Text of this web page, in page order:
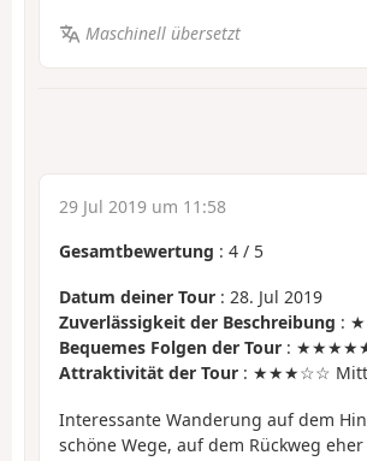
Maschinell übersetzt
29 Jul 2019 um 11:58
Gesamtbewertung : 4 / 5
Datum deiner Tour : 28. Jul 2019
Zuverlässigkeit der Beschreibung :
Bequemes Folgen der Tour : ★★★★★
Attraktivität der Tour : ★★★☆☆
Interessante Wanderung auf dem
schöne Wege, auf dem Rückweg